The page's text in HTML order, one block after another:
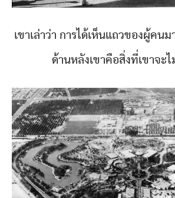
เขาเล่าว่า การได้เห็นแถวของผู้คน
ด้านหลังเขาคือสิ่งที่เขาจะ